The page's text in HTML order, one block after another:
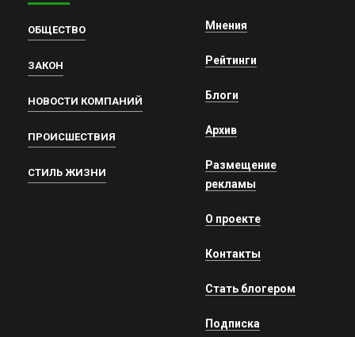
ОБЩЕСТВО
ЗАКОН
НОВОСТИ КОМПАНИЙ
ПРОИСШЕСТВИЯ
СТИЛЬ ЖИЗНИ
Мнения
Рейтинги
Блоги
Архив
Размещение
рекламы
О проекте
Контакты
Стать блогером
Подписка